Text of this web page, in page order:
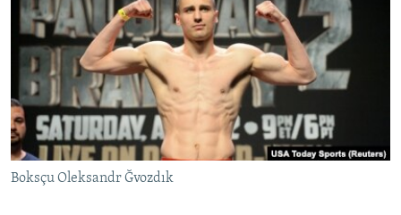
SÜRET
BLOGLAR
FİKİR
Русский
Українською
Boksçu Oleksandr Ğvozdık